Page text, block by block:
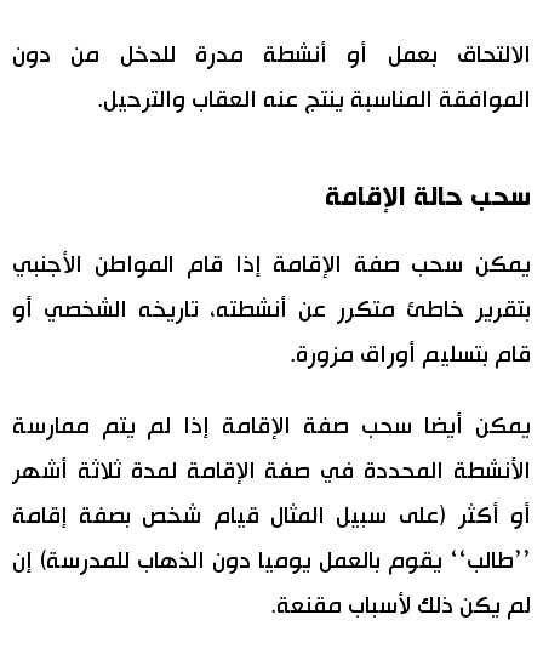
الالتحاق بعمل أو أنشطة مدرة للدخل من دون
الموافقة المناسبة ينتج عنه العقاب والترحيل.
سحب حالة الإقامة
يمكن سحب صفة الإقامة إذا قام المواطن الأجنبي
بتقرير خاطئ متكرر عن أنشطته، تاريخه الشخصي أو
قام بتسليم أوراق مزورة.
يمكن أيضا سحب صفة الإقامة إذا لم يتم ممارسة
الأنشطة المحددة في صفة الإقامة لمدة ثلاثة أشهر
أو أكثر (على سبيل المثال قيام شخص بصفة إقامة
’’طالب‘‘ يقوم بالعمل يوميا دون الذهاب للمدرسة) إن
لم يكن ذلك لأسباب مقنعة.